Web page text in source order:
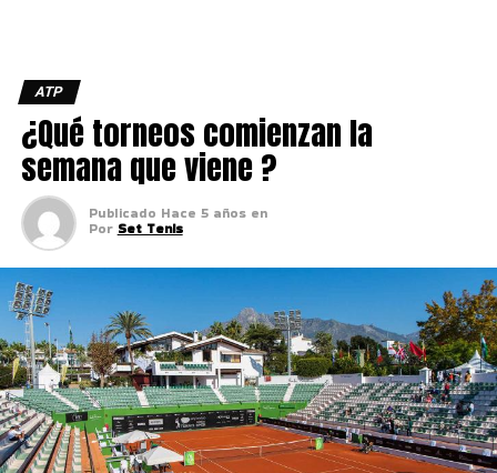
ATP
¿Qué torneos comienzan la
semana que viene ?
Publicado Hace 5 años en
Por Set Tenis